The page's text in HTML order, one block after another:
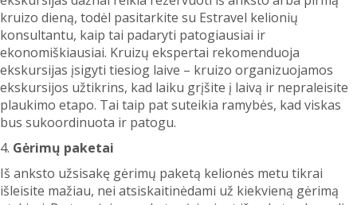
kruizo dieną, todėl pasitarkite su Estravel kelionių
konsultantu, kaip tai padaryti patogiausiai ir
ekonomiškiausiai. Kruizų ekspertai rekomenduoja
ekskursijas įsigyti tiesiog laive – kruizo organizuojamos
ekskursijos užtikrins, kad laiku grįšite į laivą ir nepraleisite
plaukimo etapo. Tai taip pat suteikia ramybės, kad viskas
bus sukoordinuota ir patogu.
4. Gėrimų paketai
Iš anksto užsisakę gėrimų paketą kelionės metu tikrai
išleisite mažiau, nei atsiskaitinėdami už kiekvieną gėrimą